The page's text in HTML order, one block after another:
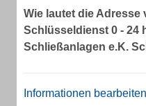
Wie lautet die Adresse
Schlüsseldienst 0 - 24
Schließanlagen e.K.
Informationen bearbeiten